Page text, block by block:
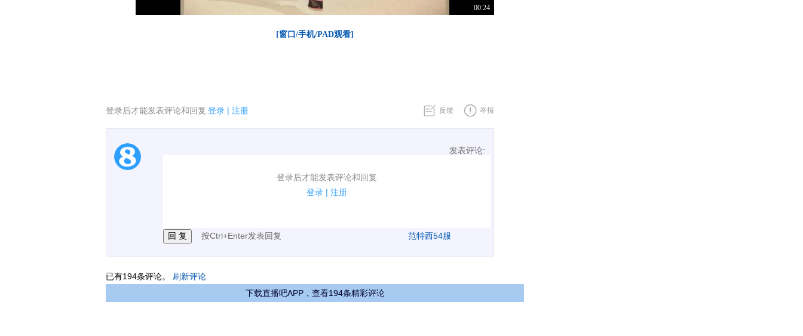
00:24
[窗口/手机/PAD观看]
登录后才能发表评论和回复 登录 | 注册 反馈 举报
发表评论:
登录后才能发表评论和回复
登录 | 注册
1.电脑端新用户可以发表评论了！
按Ctrl+Enter发表回复 范特西54服
已有194条评论。 刷新评论
下载直播吧APP，查看194条精彩评论